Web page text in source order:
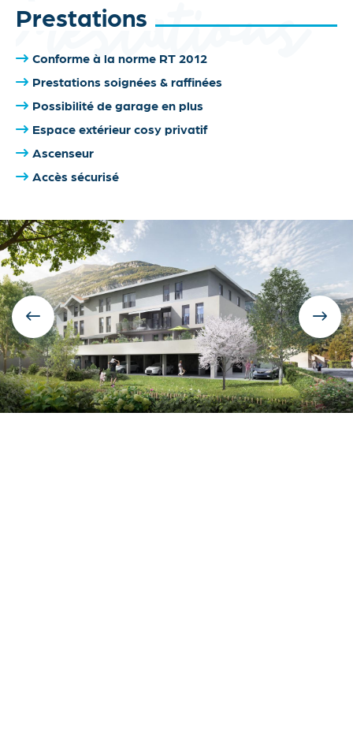
Prestations
Conforme à la norme RT 2012
Prestations soignées & raffinées
Possibilité de garage en plus
Espace extérieur cosy privatif
Ascenseur
Accès sécurisé